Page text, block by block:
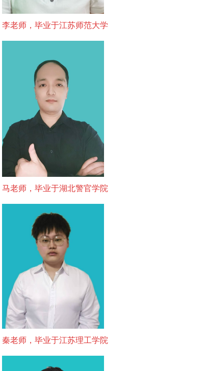
李老师，毕业于江苏师范大学
马老师，毕业于湖北警官学院
秦老师，毕业于江苏理工学院